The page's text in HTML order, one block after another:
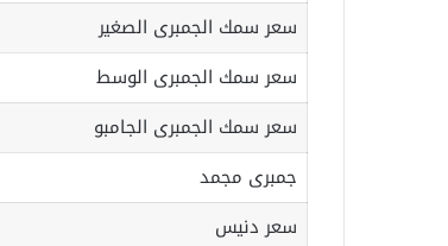
سعر سمك الجمبرى الصغير
سعر سمك الجمبرى الوسط
سعر سمك الجمبرى الجامبو
جمبرى مجمد
سعر دنيس